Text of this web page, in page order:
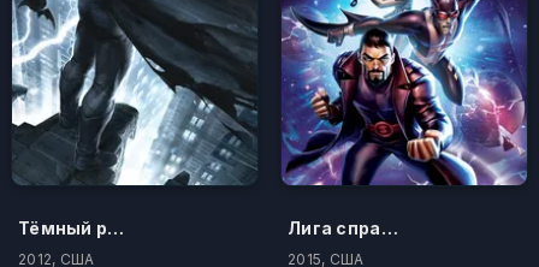
Тёмный рыцарь: Возрождение легенды. Часть 1
2012, США
Лига справедливости: Боги и монстры
2015, США